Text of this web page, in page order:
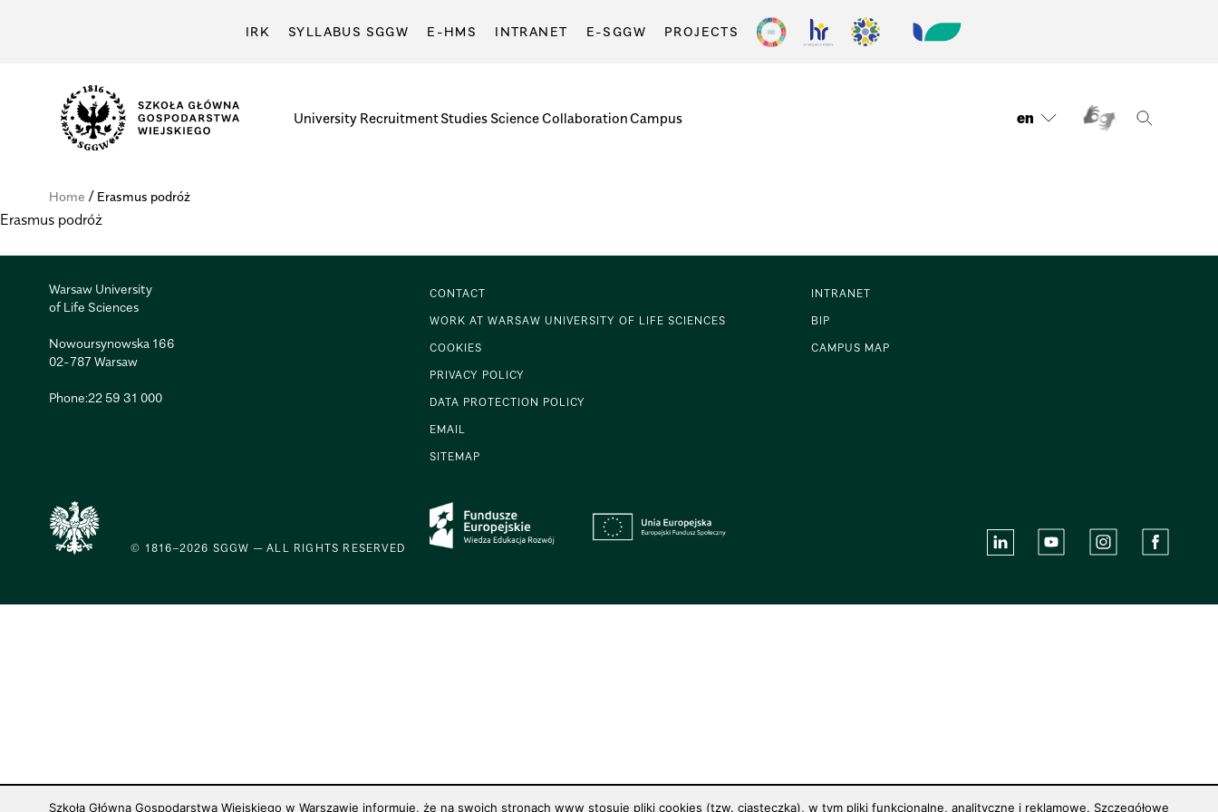
IRK SYLLABUS SGGW E-HMS INTRANET E-SGGW PROJECTS
Gospodarstwa
Wiejskiego
w
University RecruitmentStudies ScienceCollaborationCampus en
Home / Erasmus podróż
Erasmus podróż
Warsaw University
of Life Sciences
Nowoursynowska 166
02-787 Warsaw
Phone:22 59 31 000
CONTACT
WORK AT WARSAW UNIVERSITY OF LIFE SCIENCES
COOKIES
PRIVACY POLICY
DATA PROTECTION POLICY
EMAIL
SITEMAP
INTRANET
BIP
CAMPUS MAP
© 1816–2026 SGGW — ALL RIGHTS RESERVED
Szkoła Główna Gospodarstwa Wiejskiego w Warszawie informuje, że na swoich stronach www stosuje pliki cookies (tzw. ciasteczka), w tym pliki funkcjonalne, analityczne i reklamowe. Szczegółowe